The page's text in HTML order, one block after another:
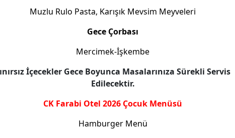
Muzlu Rulo Pasta, Karışık Mevsim Meyveleri
Gece Çorbası
Mercimek-İşkembe
İçecekler Gece Boyunca Masalarınıza Sürekli Servis
Edilecektir.
CK Farabi Otel 2026 Çocuk Menüsü
Hamburger Menü